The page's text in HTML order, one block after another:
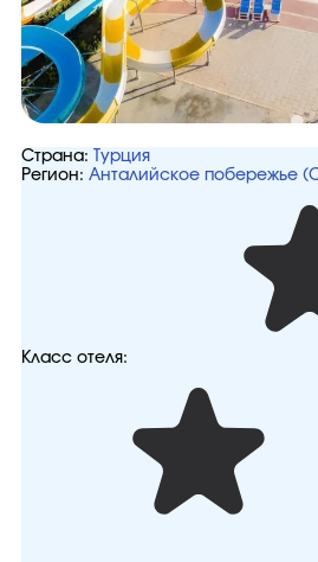
Страна:
Турция
Регион: Анталийское побережье
Класс отеля: